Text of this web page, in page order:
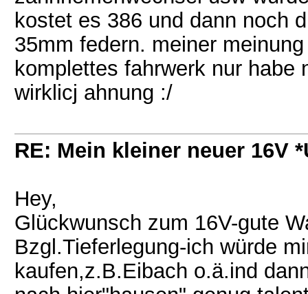
kostet es 386 und dann noch
35mm federn. meiner
komplettes fahrwerk nur habe
wirklicj ahnung :/
RE: Mein kleiner neuer 16V
Hey,
Glückwunsch zum 16V-gute
Bzgl.Tieferlegung-ich würde
kaufen,z.B.Eibach o.ä.ind